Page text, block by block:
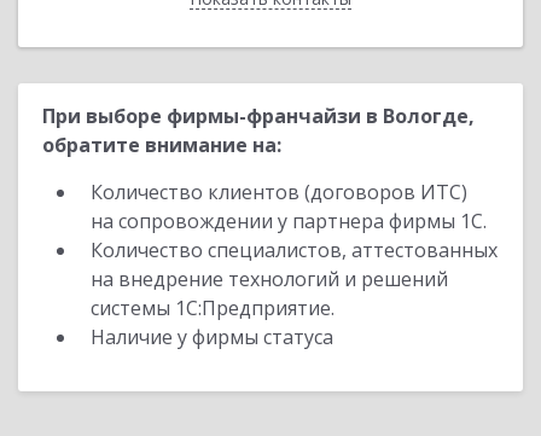
При выборе фирмы-франчайзи в Вологде,
обратите внимание на:
Количество клиентов (договоров ИТС)
на сопровождении у партнера фирмы 1С.
Количество специалистов, аттестованных
на внедрение технологий и решений
системы 1С:Предприятие.
Наличие у фирмы статуса